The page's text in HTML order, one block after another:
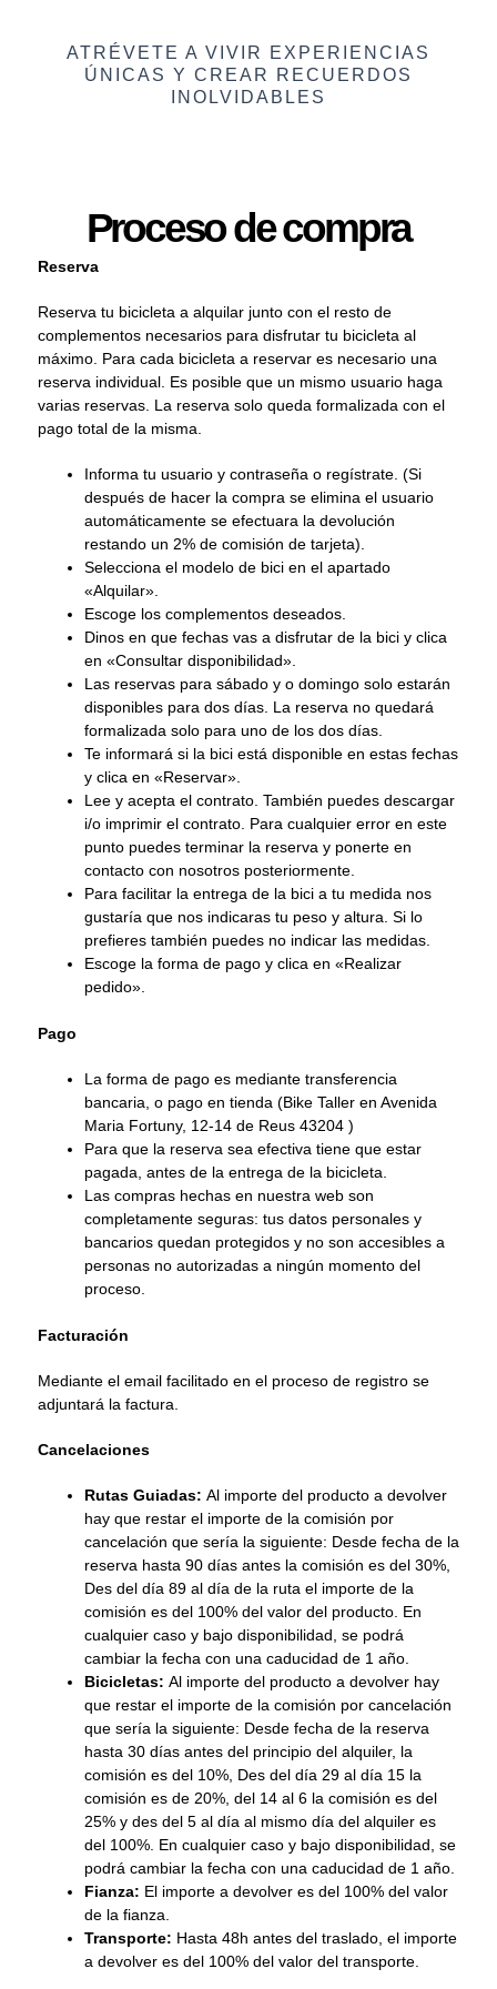
ATRÉVETE A VIVIR EXPERIENCIAS
ÚNICAS Y CREAR RECUERDOS
INOLVIDABLES​
Proceso de compra
Reserva
Reserva tu bicicleta a alquilar junto con el resto de
complementos necesarios para disfrutar tu bicicleta al
máximo. Para cada bicicleta a reservar es necesario una
reserva individual. Es posible que un mismo usuario haga
varias reservas. La reserva solo queda formalizada con el
pago total de la misma.
Informa tu usuario y contraseña o regístrate. (Si
después de hacer la compra se elimina el usuario
automáticamente se efectuara la devolución
restando un 2% de comisión de tarjeta).
Selecciona el modelo de bici en el apartado
«Alquilar».
Escoge los complementos deseados.
Dinos en que fechas vas a disfrutar de la bici y clica
en «Consultar disponibilidad».
Las reservas para sábado y o domingo solo estarán
disponibles para dos días. La reserva no quedará
formalizada solo para uno de los dos días.
Te informará si la bici está disponible en estas fechas
y clica en «Reservar».
Lee y acepta el contrato. También puedes descargar
i/o imprimir el contrato. Para cualquier error en este
punto puedes terminar la reserva y ponerte en
contacto con nosotros posteriormente.
Para facilitar la entrega de la bici a tu medida nos
gustaría que nos indicaras tu peso y altura. Si lo
prefieres también puedes no indicar las medidas.
Escoge la forma de pago y clica en «Realizar
pedido».
Pago
La forma de pago es mediante transferencia
bancaria, o pago en tienda (Bike Taller en Avenida
Maria Fortuny, 12-14 de Reus 43204 )
Para que la reserva sea efectiva tiene que estar
pagada, antes de la entrega de la bicicleta.
Las compras hechas en nuestra web son
completamente seguras: tus datos personales y
bancarios quedan protegidos y no son accesibles a
personas no autorizadas a ningún momento del
proceso.
Facturación
Mediante el email facilitado en el proceso de registro se
adjuntará la factura.
Cancelaciones
Rutas Guiadas: Al importe del producto a devolver
hay que restar el importe de la comisión por
cancelación que sería la siguiente: Desde fecha de la
reserva hasta 90 días antes la comisión es del 30%,
Des del día 89 al día de la ruta el importe de la
comisión es del 100% del valor del producto. En
cualquier caso y bajo disponibilidad, se podrá
cambiar la fecha con una caducidad de 1 año.
Bicicletas: Al importe del producto a devolver hay
que restar el importe de la comisión por cancelación
que sería la siguiente: Desde fecha de la reserva
hasta 30 días antes del principio del alquiler, la
comisión es del 10%, Des del día 29 al día 15 la
comisión es de 20%, del 14 al 6 la comisión es del
25% y des del 5 al día al mismo día del alquiler es
del 100%. En cualquier caso y bajo disponibilidad, se
podrá cambiar la fecha con una caducidad de 1 año.
Fianza: El importe a devolver es del 100% del valor
de la fianza.
Transporte: Hasta 48h antes del traslado, el importe
a devolver es del 100% del valor del transporte.